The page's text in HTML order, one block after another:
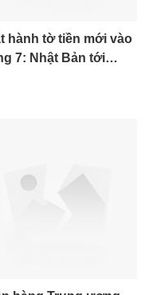
hành tờ tiền mới vào
7: Nhật Bản tới